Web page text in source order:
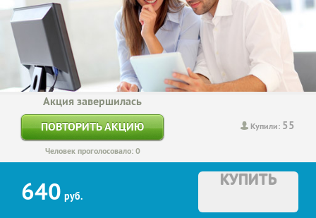
Купили: 55
Акция завершилась
ПОВТОРИТЬ АКЦИЮ
Человек проголосовало: 0
640 руб.
КУПИТЬ